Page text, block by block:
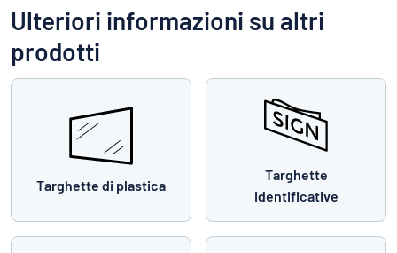
Ulteriori informazioni su altri
prodotti
Targhette di plastica
Targhette
identificative